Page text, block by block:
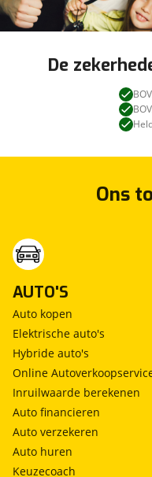
De
Ons
AUTO'S
Auto kopen
Elektrische auto's
Hybride auto's
Online
Inruilwaarde berekenen
Auto financieren
Auto verzekeren
Auto huren
Keuzecoach